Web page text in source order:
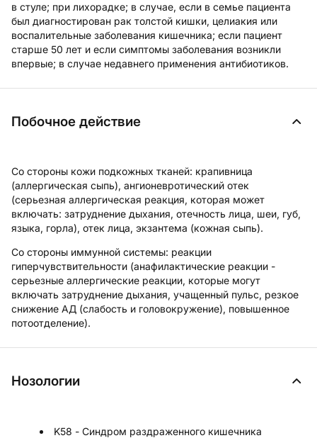
в стуле; при лихорадке; в случае, если в семье пациента
был диагностирован рак толстой кишки, целиакия или
воспалительные заболевания кишечника; если пациент
старше 50 лет и если симптомы заболевания возникли
впервые; в случае недавнего применения антибиотиков.
Побочное действие
Со стороны кожи подкожных тканей: крапивница
(аллергическая сыпь), ангионевротический отек
(серьезная аллергическая реакция, которая может
включать: затруднение дыхания, отечность лица, шеи, губ,
языка, горла), отек лица, экзантема (кожная сыпь).
Со стороны иммунной системы: реакции
гиперчувствительности (анафилактические реакции -
серьезные аллергические реакции, которые могут
включать затруднение дыхания, учащенный пульс, резкое
снижение АД (слабость и головокружение), повышенное
потоотделение).
Нозологии
K58 - Синдром раздраженного кишечника